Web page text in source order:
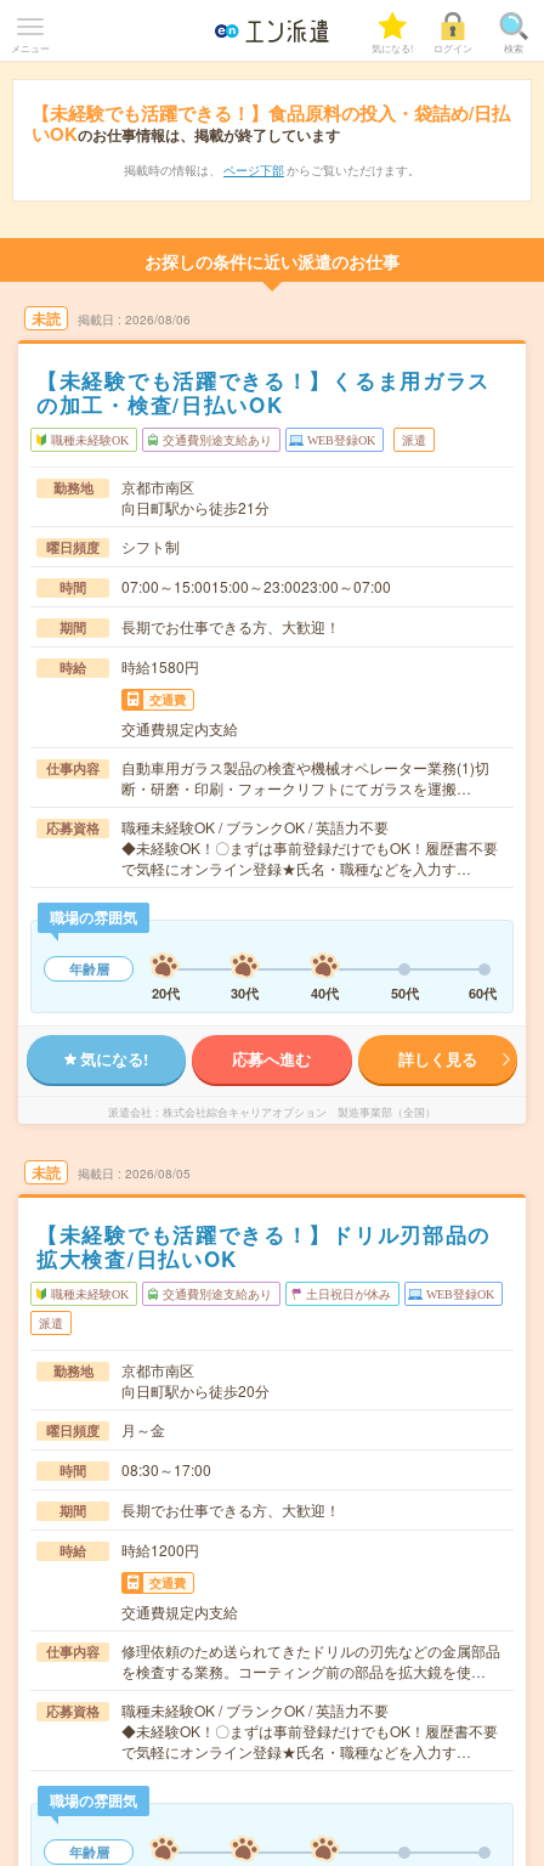
メニュー 気になる! ログイン 検索
【未経験でも活躍できる！】食品原料の投入・袋詰め/日払
いOKのお仕事情報は、掲載が終了しています
掲載時の情報は、 ページ下部 からご覧いただけます。
お探しの条件に近い派遣のお仕事
未読 掲載日 2026/08/06
【未経験でも活躍できる！】くるま用ガラス
の加工・検査/日払いOK
職種未経験OK 交通費別途支給あり WEB登録OK 派遣
勤務地
京都市南区
向日町駅から徒歩21分
曜日頻度 シフト制
時間 07:00～15:0015:00～23:0023:00～07:00
期間 長期でお仕事できる方、大歓迎！
時給 時給1580円
交通費
交通費規定内支給
仕事内容
自動車用ガラス製品の検査や機械オペレーター業務(1)切
断・研磨・印刷・フォークリフトにてガラスを運搬…
応募資格
職種未経験OK / ブランクOK / 英語力不要
◆未経験OK！〇まずは事前登録だけでもOK！履歴書不要
で気軽にオンライン登録★氏名・職種などを入力す…
職場の雰囲気
年齢層
20代
30代 40代 50代 60代
気になる! 応募へ進む 詳しく見る
派遣会社 株式会社綜合キャリアオプション 製造事業部（全国）
未読 掲載日 2026/08/05
【未経験でも活躍できる！】ドリル刃部品の
拡大検査/日払いOK
職種未経験OK 交通費別途支給あり 土日祝日が休み WEB登録OK
派遣
勤務地
京都市南区
向日町駅から徒歩20分
曜日頻度 月～金
時間 08:30～17:00
期間 長期でお仕事できる方、大歓迎！
時給 時給1200円
交通費
交通費規定内支給
仕事内容
修理依頼のため送られてきたドリルの刃先などの金属部品
を検査する業務。コーティング前の部品を拡大鏡を使…
応募資格
職種未経験OK / ブランクOK / 英語力不要
◆未経験OK！〇まずは事前登録だけでもOK！履歴書不要
で気軽にオンライン登録★氏名・職種などを入力す…
職場の雰囲気
年齢層